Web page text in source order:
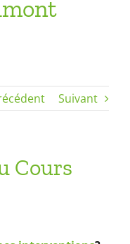
Suivant
Cours